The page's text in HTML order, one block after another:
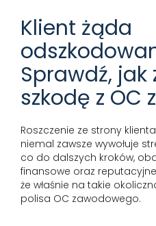
Klient żąda
Sprawdź, jak
szkodę z OC
Roszczenie ze strony
niemal zawsze wywołuje
co do dalszych kroków,
finansowe oraz
że właśnie na takie
polisa OC zawodowego.